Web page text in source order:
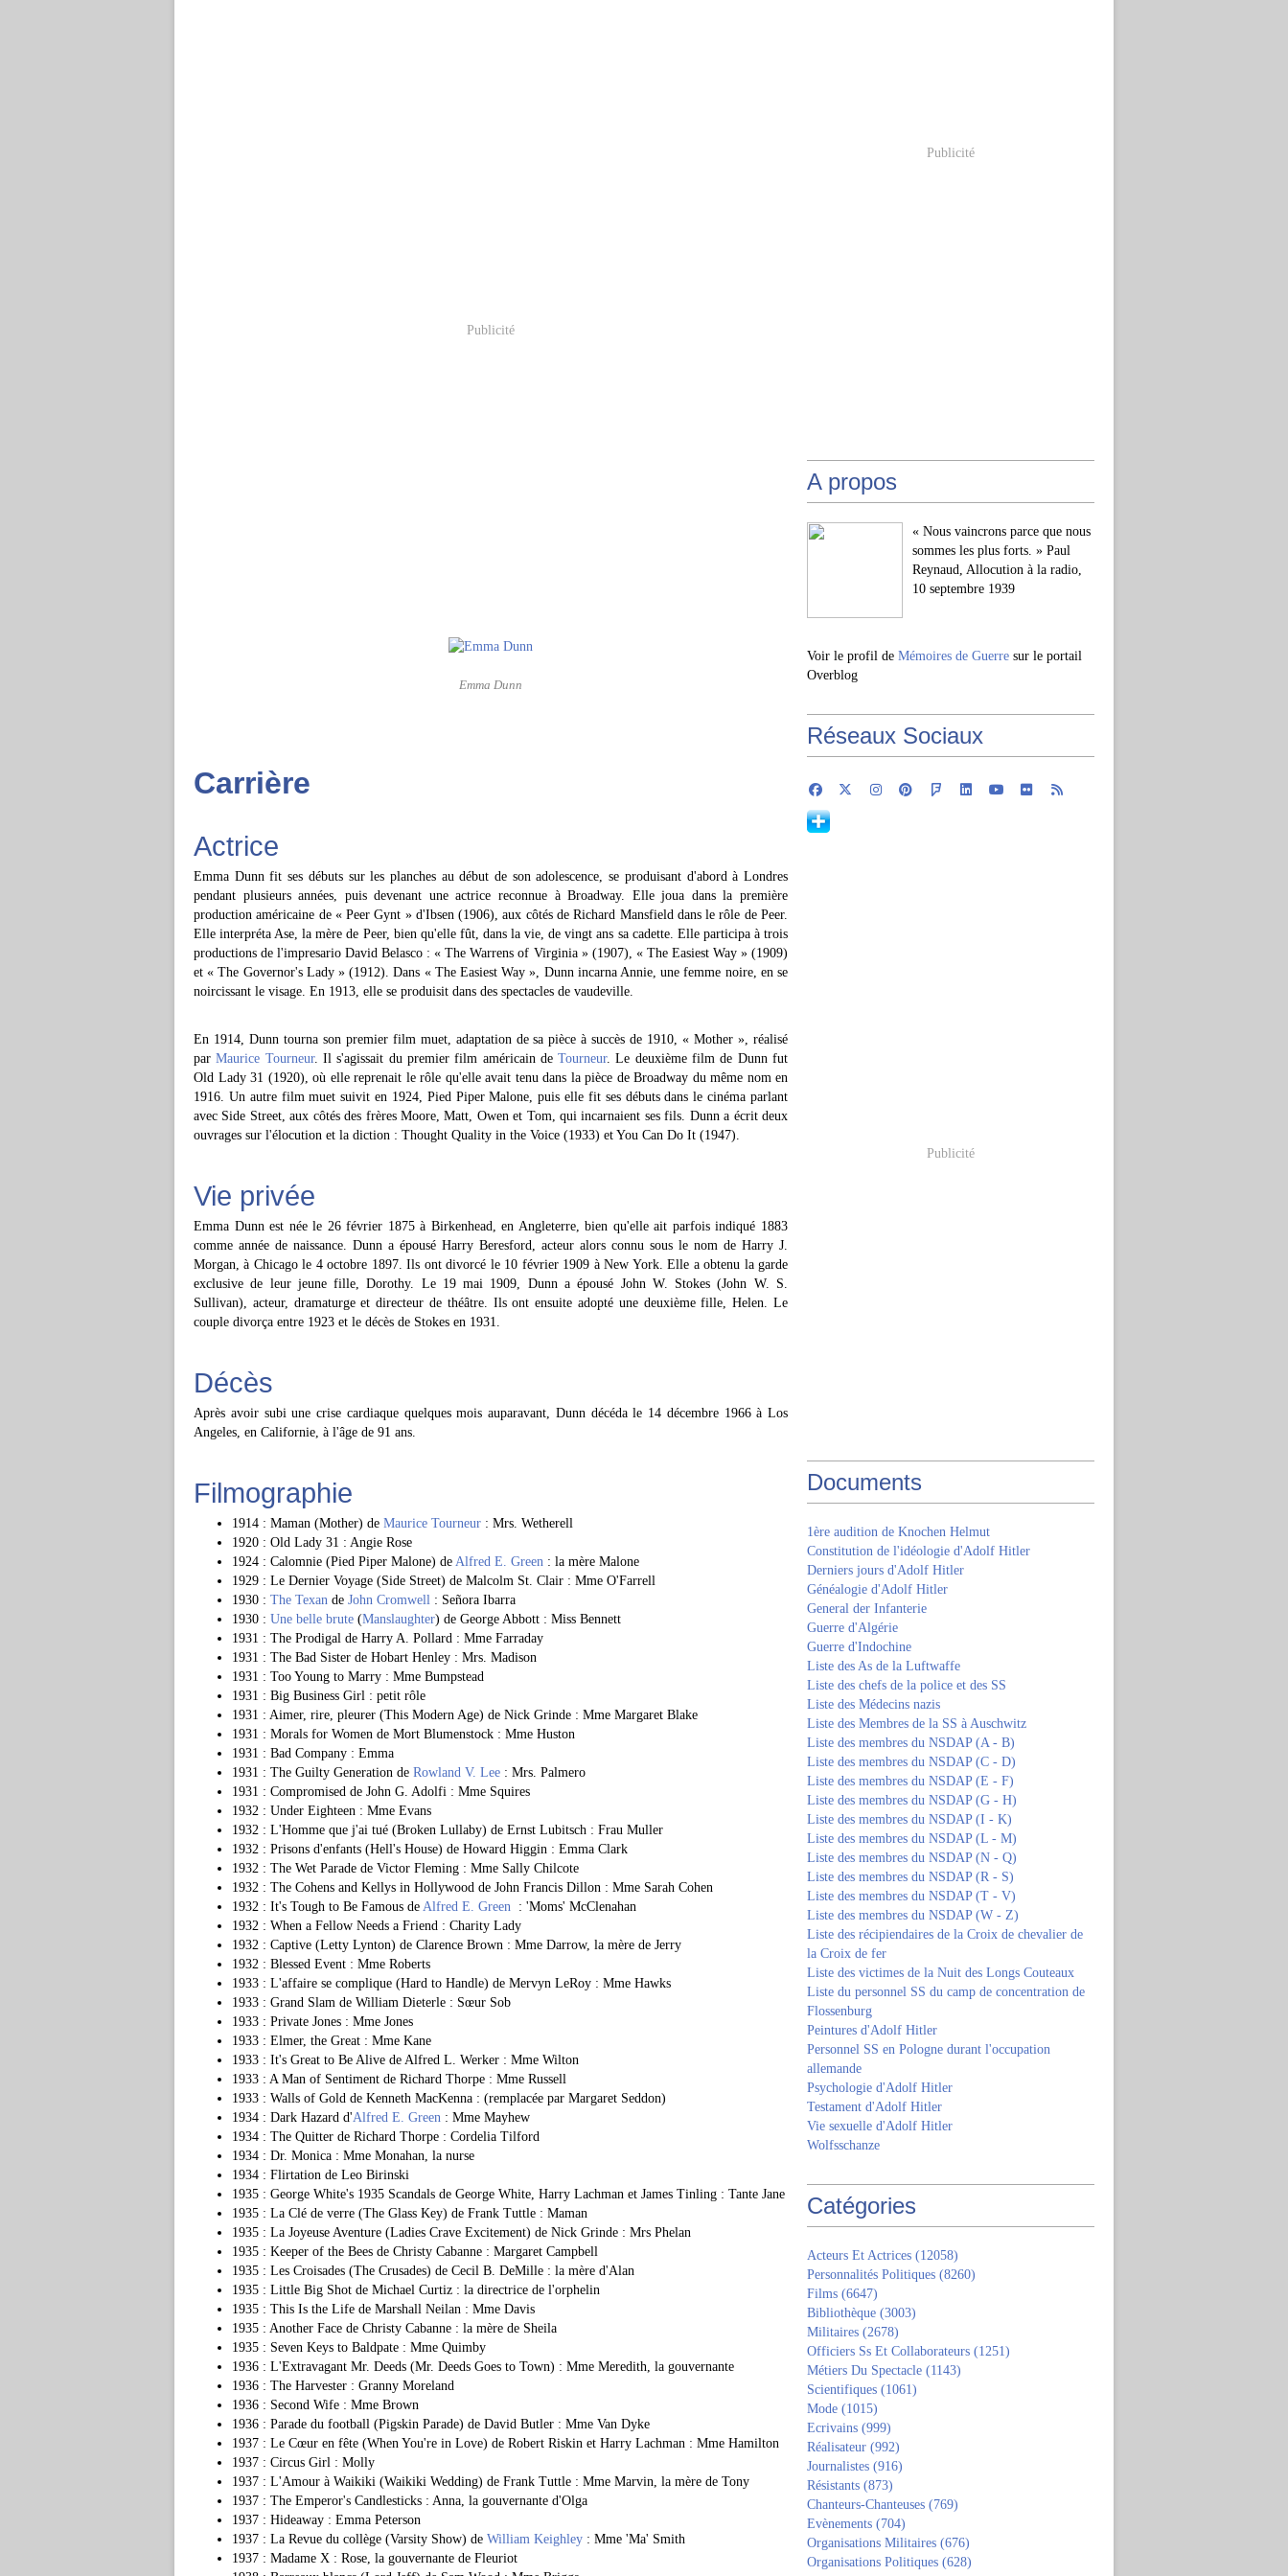
Publicité
Emma Dunn
Carrière
Actrice
Emma Dunn fit ses débuts sur les planches au début de son adolescence, se produisant d'abord à Londres
pendant plusieurs années, puis devenant une actrice reconnue à Broadway. Elle joua dans la première
production américaine de « Peer Gynt » d'Ibsen (1906), aux côtés de Richard Mansfield dans le rôle de Peer.
Elle interpréta Ase, la mère de Peer, bien qu'elle fût, dans la vie, de vingt ans sa cadette. Elle participa à trois
productions de l'impresario David Belasco : « The Warrens of Virginia » (1907), « The Easiest Way » (1909)
et « The Governor's Lady » (1912). Dans « The Easiest Way », Dunn incarna Annie, une femme noire, en se
noircissant le visage. En 1913, elle se produisit dans des spectacles de vaudeville.
En 1914, Dunn tourna son premier film muet, adaptation de sa pièce à succès de 1910, « Mother », réalisé
parMaurice Tourneur. Il s'agissait du premier film américain deTourneur. Le deuxième film de Dunn fut
Old Lady 31 (1920), où elle reprenait le rôle qu'elle avait tenu dans la pièce de Broadway du même nom en
1916. Un autre film muet suivit en 1924, Pied Piper Malone, puis elle fit ses débuts dans le cinéma parlant
avec Side Street, aux côtés des frères Moore, Matt, Owen et Tom, qui incarnaient ses fils. Dunn a écrit deux
ouvrages sur l'élocution et la diction : Thought Quality in the Voice (1933) et You Can Do It (1947).
Vie privée
Emma Dunn est née le 26 février 1875 à Birkenhead, en Angleterre, bien qu'elle ait parfois indiqué 1883
comme année de naissance. Dunn a épousé Harry Beresford, acteur alors connu sous le nom de Harry J.
Morgan, à Chicago le 4 octobre 1897. Ils ont divorcé le 10 février 1909 à New York. Elle a obtenu la garde
exclusive de leur jeune fille, Dorothy. Le 19 mai 1909, Dunn a épousé John W. Stokes (John W. S.
Sullivan), acteur, dramaturge et directeur de théâtre. Ils ont ensuite adopté une deuxième fille, Helen. Le
couple divorça entre 1923 et le décès de Stokes en 1931.
Décès
Après avoir subi une crise cardiaque quelques mois auparavant, Dunn décéda le 14 décembre 1966 à Los
Angeles, en Californie, à l'âge de 91 ans.
Filmographie
1914 : Maman (Mother) de Maurice Tourneur : Mrs. Wetherell
1920 : Old Lady 31 : Angie Rose
1924 : Calomnie (Pied Piper Malone) de Alfred E. Green : la mère Malone
1929 : Le Dernier Voyage (Side Street) de Malcolm St. Clair : Mme O'Farrell
1930 : The Texan de John Cromwell : Señora Ibarra
1930 : Une belle brute (Manslaughter) de George Abbott : Miss Bennett
1931 : The Prodigal de Harry A. Pollard : Mme Farraday
1931 : The Bad Sister de Hobart Henley : Mrs. Madison
1931 : Too Young to Marry : Mme Bumpstead
1931 : Big Business Girl : petit rôle
1931 : Aimer, rire, pleurer (This Modern Age) de Nick Grinde : Mme Margaret Blake
1931 : Morals for Women de Mort Blumenstock : Mme Huston
1931 : Bad Company : Emma
1931 : The Guilty Generation de Rowland V. Lee : Mrs. Palmero
1931 : Compromised de John G. Adolfi : Mme Squires
1932 : Under Eighteen : Mme Evans
1932 : L'Homme que j'ai tué (Broken Lullaby) de Ernst Lubitsch : Frau Muller
1932 : Prisons d'enfants (Hell's House) de Howard Higgin : Emma Clark
1932 : The Wet Parade de Victor Fleming : Mme Sally Chilcote
1932 : The Cohens and Kellys in Hollywood de John Francis Dillon : Mme Sarah Cohen
1932 : It's Tough to Be Famous de Alfred E. Green : 'Moms' McClenahan
1932 : When a Fellow Needs a Friend : Charity Lady
1932 : Captive (Letty Lynton) de Clarence Brown : Mme Darrow, la mère de Jerry
1932 : Blessed Event : Mme Roberts
1933 : L'affaire se complique (Hard to Handle) de Mervyn LeRoy : Mme Hawks
1933 : Grand Slam de William Dieterle : Sœur Sob
1933 : Private Jones : Mme Jones
1933 : Elmer, the Great : Mme Kane
1933 : It's Great to Be Alive de Alfred L. Werker : Mme Wilton
1933 : A Man of Sentiment de Richard Thorpe : Mme Russell
1933 : Walls of Gold de Kenneth MacKenna : (remplacée par Margaret Seddon)
1934 : Dark Hazard d'Alfred E. Green : Mme Mayhew
1934 : The Quitter de Richard Thorpe : Cordelia Tilford
1934 : Dr. Monica : Mme Monahan, la nurse
1934 : Flirtation de Leo Birinski
1935 : George White's 1935 Scandals de George White, Harry Lachman et James Tinling : Tante Jane
1935 : La Clé de verre (The Glass Key) de Frank Tuttle : Maman
1935 : La Joyeuse Aventure (Ladies Crave Excitement) de Nick Grinde : Mrs Phelan
1935 : Keeper of the Bees de Christy Cabanne : Margaret Campbell
1935 : Les Croisades (The Crusades) de Cecil B. DeMille : la mère d'Alan
1935 : Little Big Shot de Michael Curtiz : la directrice de l'orphelin
1935 : This Is the Life de Marshall Neilan : Mme Davis
1935 : Another Face de Christy Cabanne : la mère de Sheila
1935 : Seven Keys to Baldpate : Mme Quimby
1936 : L'Extravagant Mr. Deeds (Mr. Deeds Goes to Town) : Mme Meredith, la gouvernante
1936 : The Harvester : Granny Moreland
1936 : Second Wife : Mme Brown
1936 : Parade du football (Pigskin Parade) de David Butler : Mme Van Dyke
1937 : Le Cœur en fête (When You're in Love) de Robert Riskin et Harry Lachman : Mme Hamilton
1937 : Circus Girl : Molly
1937 : L'Amour à Waikiki (Waikiki Wedding) de Frank Tuttle : Mme Marvin, la mère de Tony
1937 : The Emperor's Candlesticks : Anna, la gouvernante d'Olga
1937 : Hideaway : Emma Peterson
1937 : La Revue du collège (Varsity Show) de William Keighley : Mme 'Ma' Smith
1937 : Madame X : Rose, la gouvernante de Fleuriot
Publicité
A propos
« Nous vaincrons parce que nous
sommes les plus forts. » Paul
Reynaud, Allocution à la radio,
10 septembre 1939
Voir le profil de Mémoires de Guerre sur le portail
Overblog
Réseaux Sociaux
Publicité
Documents
1ère audition de Knochen Helmut
Constitution de l'idéologie d'Adolf Hitler
Derniers jours d'Adolf Hitler
Généalogie d'Adolf Hitler
General der Infanterie
Guerre d'Algérie
Guerre d'Indochine
Liste des As de la Luftwaffe
Liste des chefs de la police et des SS
Liste des Médecins nazis
Liste des Membres de la SS à Auschwitz
Liste des membres du NSDAP (A - B)
Liste des membres du NSDAP (C - D)
Liste des membres du NSDAP (E - F)
Liste des membres du NSDAP (G - H)
Liste des membres du NSDAP (I - K)
Liste des membres du NSDAP (L - M)
Liste des membres du NSDAP (N - Q)
Liste des membres du NSDAP (R - S)
Liste des membres du NSDAP (T - V)
Liste des membres du NSDAP (W - Z)
Liste des récipiendaires de la Croix de chevalier de
la Croix de fer
Liste des victimes de la Nuit des Longs Couteaux
Liste du personnel SS du camp de concentration de
Flossenburg
Peintures d'Adolf Hitler
Personnel SS en Pologne durant l'occupation
allemande
Psychologie d'Adolf Hitler
Testament d'Adolf Hitler
Vie sexuelle d'Adolf Hitler
Wolfsschanze
Catégories
Acteurs Et Actrices (12058)
Personnalités Politiques (8260)
Films (6647)
Bibliothèque (3003)
Militaires (2678)
Officiers Ss Et Collaborateurs (1251)
Métiers Du Spectacle (1143)
Scientifiques (1061)
Mode (1015)
Ecrivains (999)
Réalisateur (992)
Journalistes (916)
Résistants (873)
Chanteurs-Chanteuses (769)
Evènements (704)
Organisations Militaires (676)
Organisations Politiques (628)